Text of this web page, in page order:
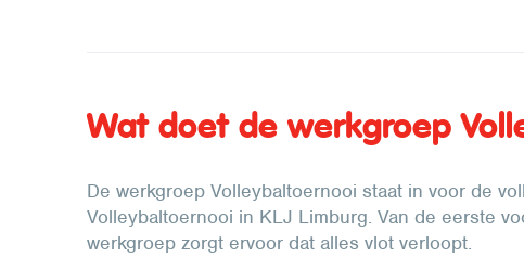
Wat doet de werkgroep
De werkgroep Volleybaltoernooi staat in voor de
Volleybaltoernooi in KLJ Limburg. Van de eerste
werkgroep zorgt ervoor dat alles vlot verloopt.